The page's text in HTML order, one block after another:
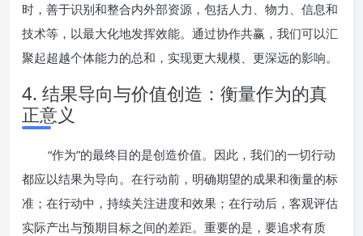
时，善于识别和整合内外部资源，包括人力、物力、信息和
技术等，以最大化地发挥效能。通过协作共赢，我们可以汇
聚起超越个体能力的总和，实现更大规模、更深远的影响。
4. 结果导向与价值创造：衡量作为的真
正意义
“作为”的最终目的是创造价值。因此，我们的一切行动
都应以结果为导向。在行动前，明确期望的成果和衡量的标
准；在行动中，持续关注进度和效果；在行动后，客观评估
实际产出与预期目标之间的差距。重要的是，要追求有质